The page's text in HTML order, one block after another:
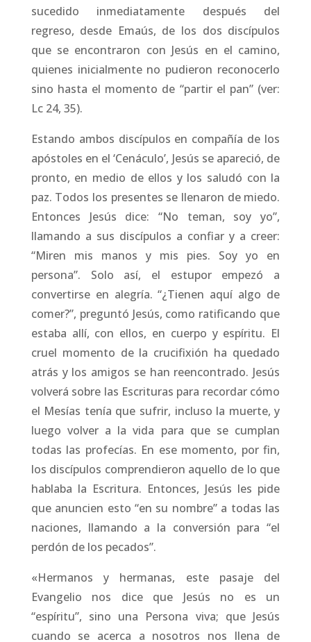
sucedido inmediatamente después del
regreso, desde Emaús, de los dos discípulos
que se encontraron con Jesús en el camino,
quienes inicialmente no pudieron reconocerlo
sino hasta el momento de “partir el pan” (ver:
Lc 24, 35).
Estando ambos discípulos en compañía de los
apóstoles en el ‘Cenáculo’, Jesús se apareció, de
pronto, en medio de ellos y los saludó con la
paz. Todos los presentes se llenaron de miedo.
Entonces Jesús dice: “No teman, soy yo”,
llamando a sus discípulos a confiar y a creer:
“Miren mis manos y mis pies. Soy yo en
persona”. Solo así, el estupor empezó a
convertirse en alegría. “¿Tienen aquí algo de
comer?”, preguntó Jesús, como ratificando que
estaba allí, con ellos, en cuerpo y espíritu. El
cruel momento de la crucifixión ha quedado
atrás y los amigos se han reencontrado. Jesús
volverá sobre las Escrituras para recordar cómo
el Mesías tenía que sufrir, incluso la muerte, y
luego volver a la vida para que se cumplan
todas las profecías. En ese momento, por fin,
los discípulos comprendieron aquello de lo que
hablaba la Escritura. Entonces, Jesús les pide
que anuncien esto “en su nombre” a todas las
naciones, llamando a la conversión para “el
perdón de los pecados”.
«Hermanos y hermanas, este pasaje del
Evangelio nos dice que Jesús no es un
“espíritu”, sino una Persona viva; que Jesús
cuando se acerca a nosotros nos llena de